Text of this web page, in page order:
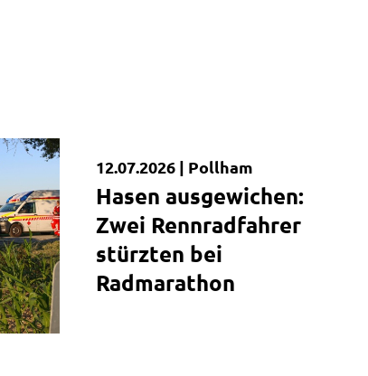
Kurzmeldung
12.07.2026 | Pollham
Hasen ausgewichen:
Zwei Rennradfahrer
stürzten bei
Radmarathon